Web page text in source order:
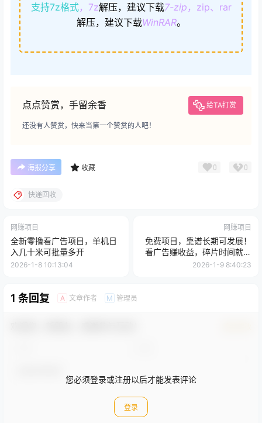
支持7z格式，7z解压，建议下载7-zip ，zip、rar
解压，建议下载WinRAR。
点点赞赏，手留余香 给TA打赏
还没有人赞赏，快来当第一个赞赏的人吧！
海报分享 收藏 0 0
快递回收
网赚项目
全新零撸看广告项目，单机日
入几十米可批量多开
2026-1-8 10:13:04
网赚项目
免费项目，靠谱长期可发展！
看广告赚收益，碎片时间就能
做，日结秒提现，团队无限放
2026-1-9 8:40:23
1 条回复 A 文章作者 M 管理员
您必须登录或注册以后才能发表评论
登录